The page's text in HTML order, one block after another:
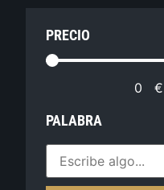
PRECIO
0 €
PALABRA